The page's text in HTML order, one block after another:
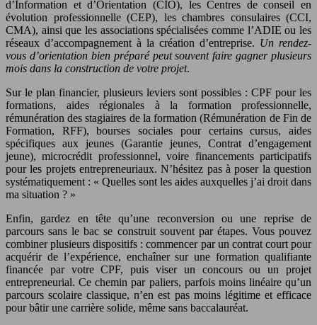
d’Information et d’Orientation (CIO), les Centres de conseil en
évolution professionnelle (CEP), les chambres consulaires (CCI,
CMA), ainsi que les associations spécialisées comme l’ADIE ou les
réseaux d’accompagnement à la création d’entreprise. Un rendez-
vous d’orientation bien préparé peut souvent faire gagner plusieurs
mois dans la construction de votre projet.
Sur le plan financier, plusieurs leviers sont possibles : CPF pour les
formations, aides régionales à la formation professionnelle,
rémunération des stagiaires de la formation (Rémunération de Fin de
Formation, RFF), bourses sociales pour certains cursus, aides
spécifiques aux jeunes (Garantie jeunes, Contrat d’engagement
jeune), microcrédit professionnel, voire financements participatifs
pour les projets entrepreneuriaux. N’hésitez pas à poser la question
systématiquement : « Quelles sont les aides auxquelles j’ai droit dans
ma situation ? »
Enfin, gardez en tête qu’une reconversion ou une reprise de
parcours sans le bac se construit souvent par étapes. Vous pouvez
combiner plusieurs dispositifs : commencer par un contrat court pour
acquérir de l’expérience, enchaîner sur une formation qualifiante
financée par votre CPF, puis viser un concours ou un projet
entrepreneurial. Ce chemin par paliers, parfois moins linéaire qu’un
parcours scolaire classique, n’en est pas moins légitime et efficace
pour bâtir une carrière solide, même sans baccalauréat.